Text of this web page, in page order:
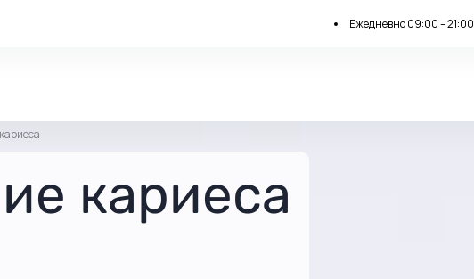
Ежедневно 09:00 – 21:00
кариеса